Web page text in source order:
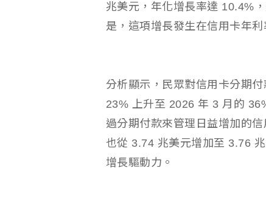
兆美元，年化增長率達 10.4%
是，這項增長發生在信用卡年
分析顯示，民眾對信用卡分期
23% 上升至 2026 年 3 月的
過分期付款來管理日益增加的
也從 3.74 兆美元增加至 3.76
增長驅動力。